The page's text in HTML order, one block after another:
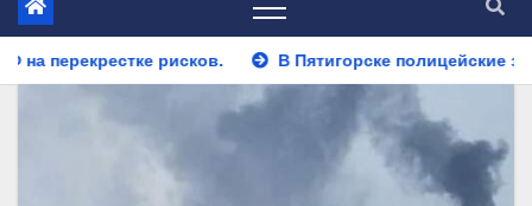
В Пятигорске полицейские задержали закладчика,